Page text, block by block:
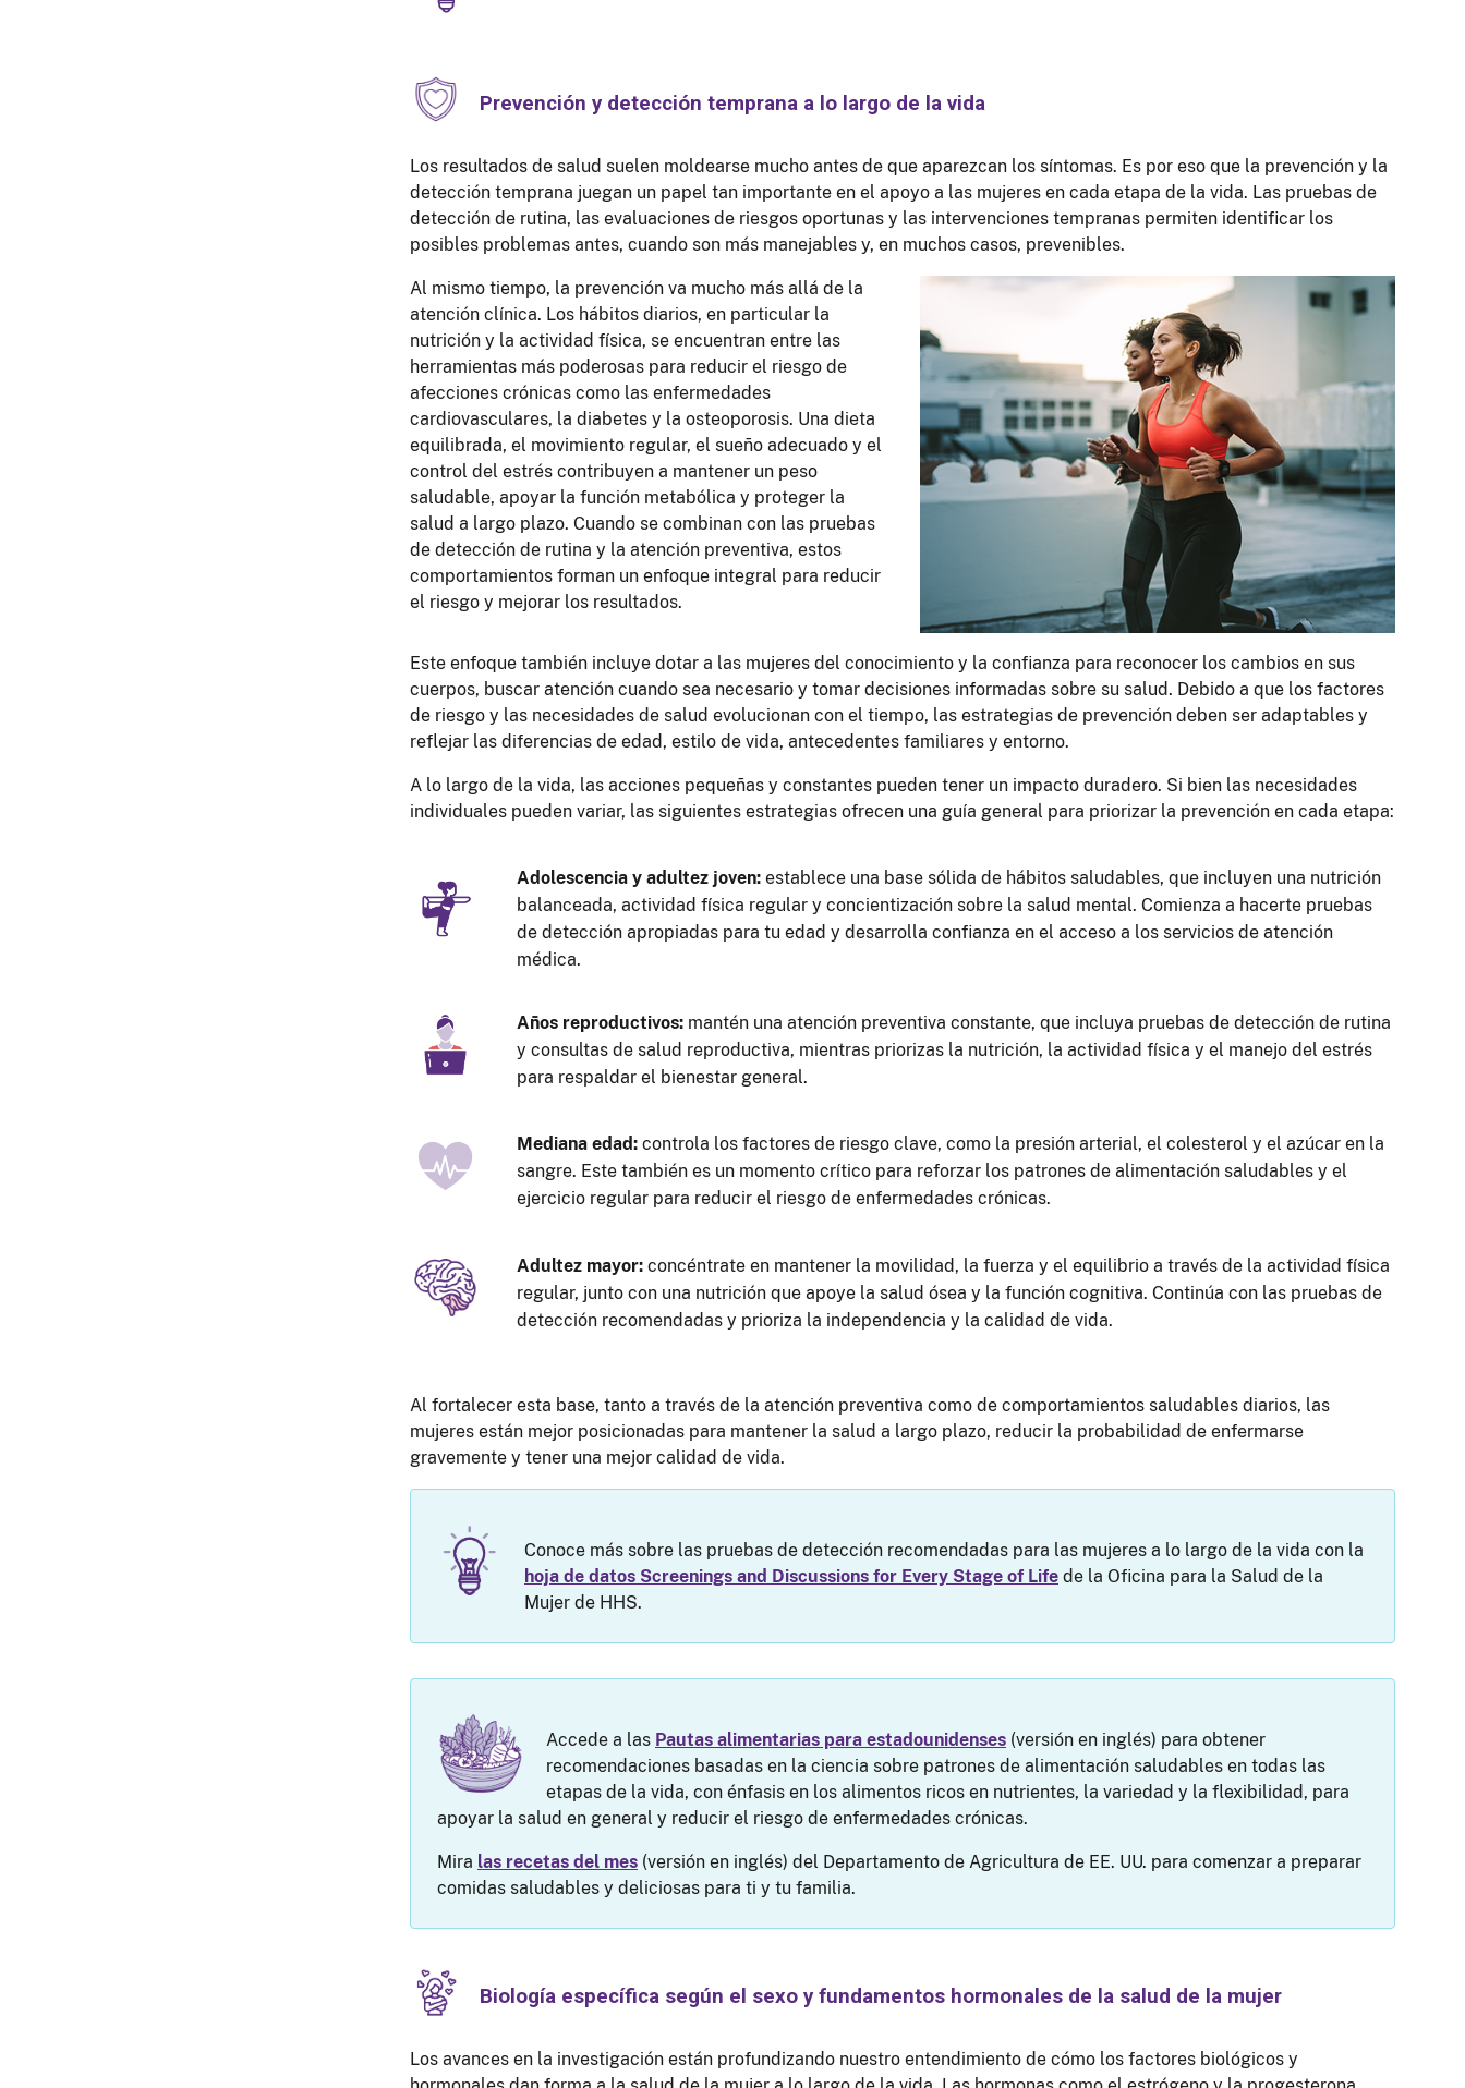
Prevención y detección temprana a lo largo de la vida
Los resultados de salud suelen moldearse mucho antes de que aparezcan los síntomas. Es por eso que la prevención y la
detección temprana juegan un papel tan importante en el apoyo a las mujeres en cada etapa de la vida. Las pruebas de
detección de rutina, las evaluaciones de riesgos oportunas y las intervenciones tempranas permiten identificar los
posibles problemas antes, cuando son más manejables y, en muchos casos, prevenibles.
Al mismo tiempo, la prevención va mucho más allá de la
atención clínica. Los hábitos diarios, en particular la
nutrición y la actividad física, se encuentran entre las
herramientas más poderosas para reducir el riesgo de
afecciones crónicas como las enfermedades
cardiovasculares, la diabetes y la osteoporosis. Una dieta
equilibrada, el movimiento regular, el sueño adecuado y el
control del estrés contribuyen a mantener un peso
saludable, apoyar la función metabólica y proteger la
salud a largo plazo. Cuando se combinan con las pruebas
de detección de rutina y la atención preventiva, estos
comportamientos forman un enfoque integral para reducir
el riesgo y mejorar los resultados.
Este enfoque también incluye dotar a las mujeres del conocimiento y la confianza para reconocer los cambios en sus
cuerpos, buscar atención cuando sea necesario y tomar decisiones informadas sobre su salud. Debido a que los factores
de riesgo y las necesidades de salud evolucionan con el tiempo, las estrategias de prevención deben ser adaptables y
reflejar las diferencias de edad, estilo de vida, antecedentes familiares y entorno.
A lo largo de la vida, las acciones pequeñas y constantes pueden tener un impacto duradero. Si bien las necesidades
individuales pueden variar, las siguientes estrategias ofrecen una guía general para priorizar la prevención en cada etapa:
Adolescencia y adultez joven: establece una base sólida de hábitos saludables, que incluyen una nutrición
balanceada, actividad física regular y concientización sobre la salud mental. Comienza a hacerte pruebas
de detección apropiadas para tu edad y desarrolla confianza en el acceso a los servicios de atención
médica.
Años reproductivos: mantén una atención preventiva constante, que incluya pruebas de detección de rutina
y consultas de salud reproductiva, mientras priorizas la nutrición, la actividad física y el manejo del estrés
para respaldar el bienestar general.
Mediana edad:controla los factores de riesgo clave, como la presión arterial, el colesterol y el azúcar en la
sangre. Este también es un momento crítico para reforzar los patrones de alimentación saludables y el
ejercicio regular para reducir el riesgo de enfermedades crónicas.
Adultez mayor:concéntrate en mantener la movilidad, la fuerza y el equilibrio a través de la actividad física
regular, junto con una nutrición que apoye la salud ósea y la función cognitiva. Continúa con las pruebas de
detección recomendadas y prioriza la independencia y la calidad de vida.
Al fortalecer esta base, tanto a través de la atención preventiva como de comportamientos saludables diarios, las
mujeres están mejor posicionadas para mantener la salud a largo plazo, reducir la probabilidad de enfermarse
gravemente y tener una mejor calidad de vida.
Conoce más sobre las pruebas de detección recomendadas para las mujeres a lo largo de la vida con la
hoja de datos Screenings and Discussions for Every Stage of Life de la Oficina para la Salud de la
Mujer de HHS.
Accede a las Pautas alimentarias para estadounidenses (versión en inglés) para obtener
recomendaciones basadas en la ciencia sobre patrones de alimentación saludables en todas las
etapas de la vida, con énfasis en los alimentos ricos en nutrientes, la variedad y la flexibilidad, para
apoyar la salud en general y reducir el riesgo de enfermedades crónicas.
Mira las recetas del mes (versión en inglés) del Departamento de Agricultura de EE. UU. para comenzar a preparar
comidas saludables y deliciosas para ti y tu familia.
Biología específica según el sexo y fundamentos hormonales de la salud de la mujer
Los avances en la investigación están profundizando nuestro entendimiento de cómo los factores biológicos y